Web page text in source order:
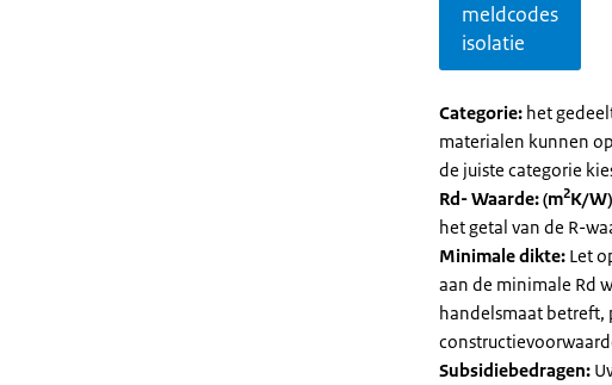
meldcodes
isolatie
Categorie: het
materialen kunnen
de juiste categorie
Rd- Waarde: (m2K/W)
het getal van de R-
Minimale dikte: Let
aan de minimale Rd
handelsmaat betreft,
Subsidiebedragen: